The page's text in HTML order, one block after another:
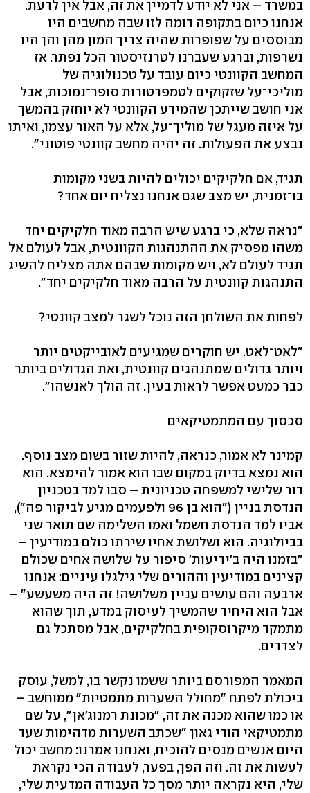
במשרד – אני לא יודע לדמיין את זה, אבל אין לדעת.
אנחנו כיום בתקופה דומה לזו שבה מחשבים היו
מבוססים על שפופרות שהיה צריך המון מהן והן היו
נשרפות, וברגע שעברנו לטרנזיסטור הכל נפתר. אז
המחשב הקוונטי כיום עובד על טכנולוגיה של
מוליכי־על שזקוקים לטמפרטורות סופר־נמוכות, אבל
אני חושב שייתכן שהמידע הקוונטי לא יוחזק בהמשך
על איזה מעגל של מוליך־על, אלא על האור עצמו, ואיתו
נבצע את הפעולות. זה יהיה מחשב קוונטי פוטוני".
תגיד, אם חלקיקים יכולים להיות בשני מקומות
בו־זמנית, יש מצב שגם אנחנו נצליח יום אחד?
"נראה שלא, כי ברגע שיש הרבה מאוד חלקיקים יחד
משהו מפסיק את ההתנהגות הקוונטית, אבל לעולם אל
תגיד לעולם לא, ויש מקומות שבהם אתה מצליח להשיג
התנהגות קוונטית על הרבה מאוד חלקיקים יחד".
לפחות את השולחן הזה נוכל לשגר למצב קוונטי?
"לאט־לאט. יש חוקרים שמגיעים לאובייקטים יותר
ויותר גדולים שמתנהגים קוונטית, ואת הגדולים ביותר
כבר כמעט אפשר לראות בעין. זה הולך לאנשהו".
סכסוך עם המתמטיקאים
קמינר לא אמור, כנראה, להיות שזור בשום מצב נוסף.
הוא נמצא בדיוק במקום שבו הוא אמור להימצא. הוא
דור שלישי למשפחה טכניונית – סבו למד בטכניון
הנדסת בניין ("הוא בן 96 ולפעמים מגיע לביקור פה"),
אביו למד הנדסת חשמל ואמו השלימה שם תואר שני
בביולוגיה. הוא ושלושת אחיו שירתו כולם במודיעין –
"בזמנו היה ב'ידיעות' סיפור על שלושה אחים שכולם
קצינים במודיעין וההורים שלי גילגלו עיניים: אנחנו
ארבעה והם עושים עניין משלושה! זה היה משעשע" –
אבל הוא היחיד שהמשיך לעיסוק במדע, תוך שהוא
מתמקד מיקרוסקופית בחלקיקים, אבל מסתכל גם
לצדדים.
המאמר המפורסם ביותר ששמו נקשר בו, למשל, עוסק
ביכולת לפתח "מחולל השערות מתמטיות" ממוחשב –
או כמו שהוא מכנה את זה, "מכונת רמנוג'אן", על שם
מתמטיקאי הודי גאון "שכתב השערות מדהימות שעד
היום אנשים מנסים להוכיח, ואנחנו אמרנו: מחשב יכול
לעשות את זה. וזה הפך, בפער, לעבודה הכי נקראת
שלי, היא נקראה יותר מסך כל העבודה המדעית שלי,